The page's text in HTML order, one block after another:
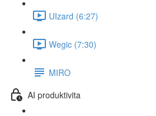
UIzard (6:27)
Wegic (7:30)
MIRO
AI produktivita